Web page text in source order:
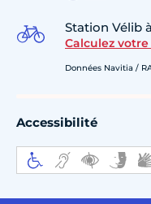
Station Vélib
Calculez
Données Navitia /
Accessibilité